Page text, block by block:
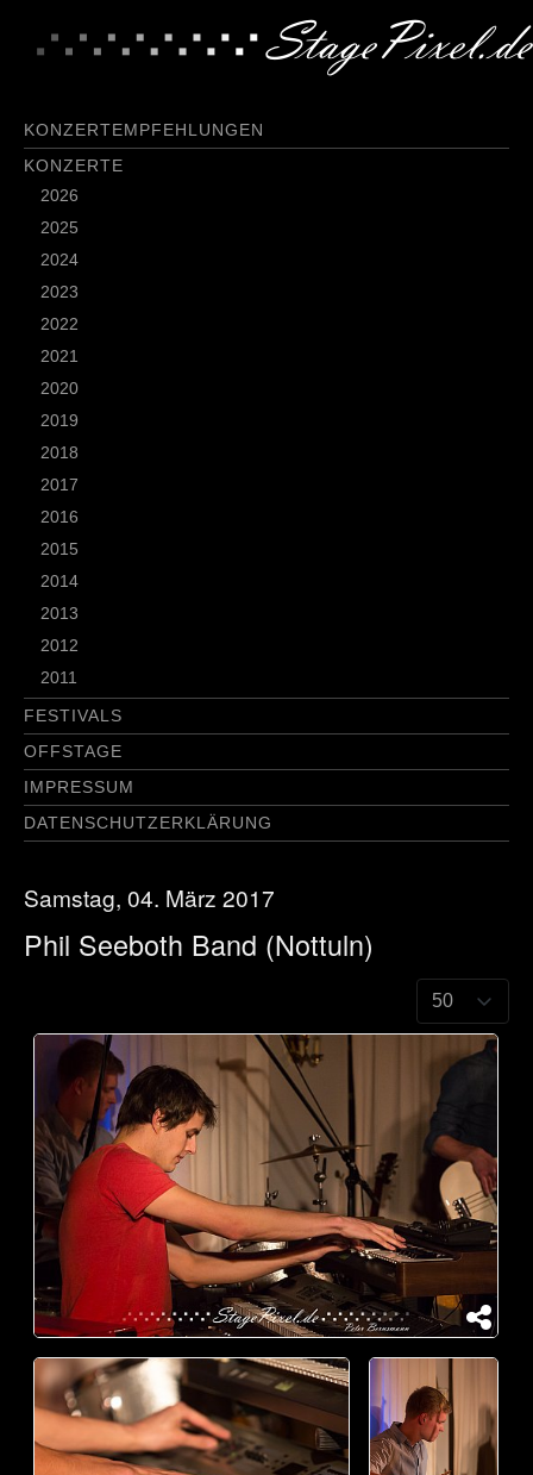
KONZERTEMPFEHLUNGEN
KONZERTE
2026
2025
2024
2023
2022
2021
2020
2019
2018
2017
2016
2015
2014
2013
2012
2011
FESTIVALS
OFFSTAGE
IMPRESSUM
DATENSCHUTZERKLÄRUNG
Samstag, 04. März 2017
Phil Seeboth Band (Nottuln)